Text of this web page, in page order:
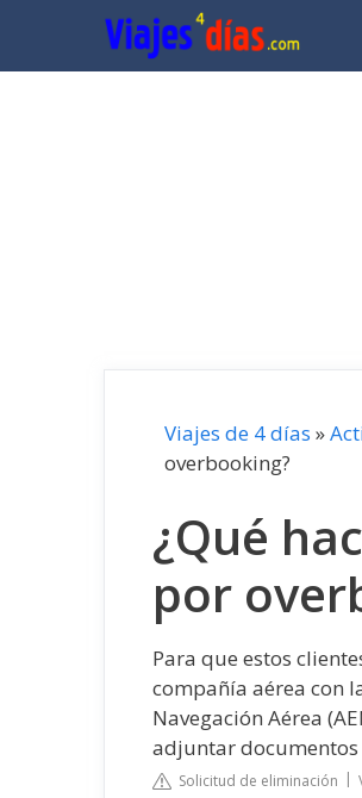
contenido
Viajes de 4 días »
overbooking?
¿Qué
por
Para que estos
compañía aérea con
Navegación Aérea
adjuntar documentos
Solicitud de eliminación